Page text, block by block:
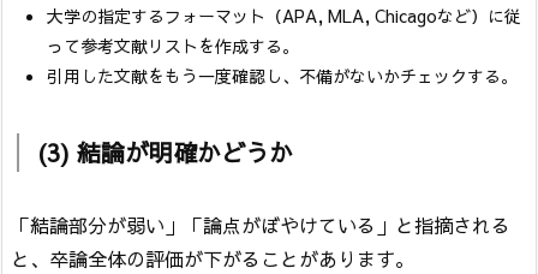
大学の指定するフォーマット（APA, MLA, Chicagoなど）に従
って参考文献リストを作成する。
引用した文献をもう一度確認し、不備がないかチェックする。
(3) 結論が明確かどうか
「結論部分が弱い」「論点がぼやけている」と指摘される
と、卒論全体の評価が下がることがあります。